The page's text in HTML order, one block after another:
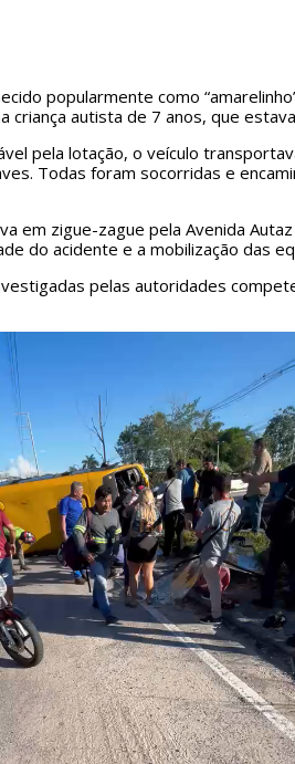
popularmente como
autista de 7 anos, que
pela lotação, o veículo
Todas foram socorridas e
em zigue-zague pela Avenida
do acidente e a mobilização das
pelas autoridades